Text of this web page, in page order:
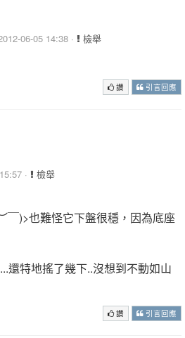
06-05 14:38 · 檢舉
讚 引言回應
· 檢舉
￣)>也難怪它下盤很穩，因為底座
還特地搖了幾下..沒想到不動如山
讚 引言回應